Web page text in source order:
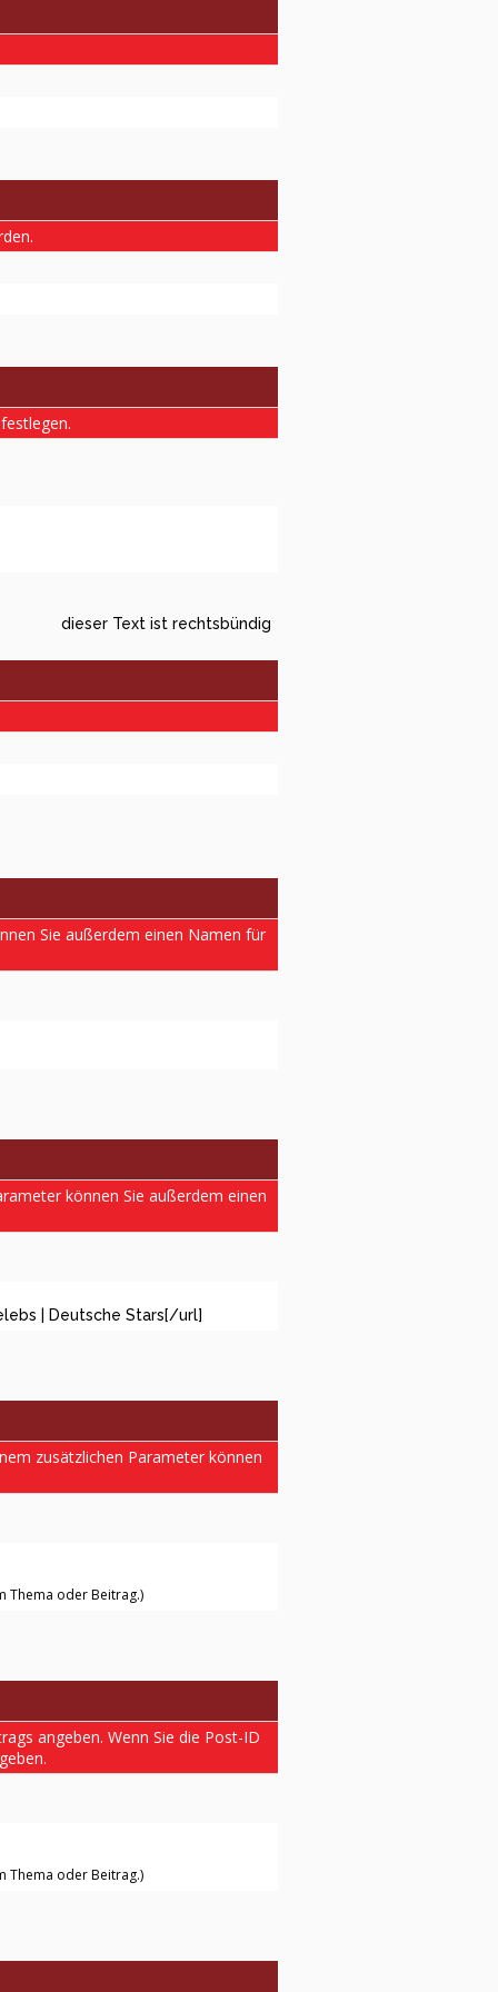
dieser Text ist rechtsbündig
Sie außerdem einen Namen für
können Sie außerdem einen
| Deutsche Stars[/url]
zusätzlichen Parameter können
Thema oder Beitrag.)
angeben. Wenn Sie die Post-ID
Thema oder Beitrag.)